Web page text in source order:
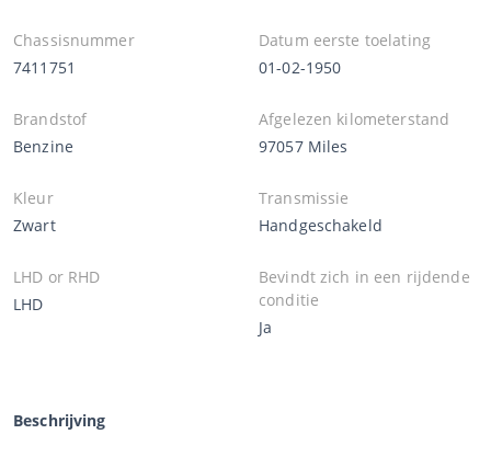
Chassisnummer
7411751
Datum eerste toelating
01-02-1950
Brandstof
Benzine
Afgelezen kilometerstand
97057 Miles
Kleur
Zwart
Transmissie
Handgeschakeld
LHD or RHD
LHD
Bevindt zich in een rijdende
conditie
Ja
Beschrijving